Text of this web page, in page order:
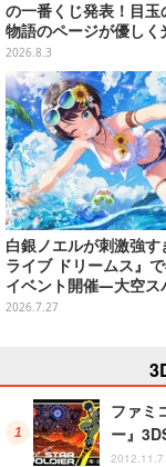
の一番くじ発表！目玉
物語のページが優しく
クシェイプドライト」
2026.8.3
白銀ノエルが刺激強す
ライブ ドリームス』
イベント開催―大空ス
火フレアら5人が夏の
2026.7.27
ファミ
ー』